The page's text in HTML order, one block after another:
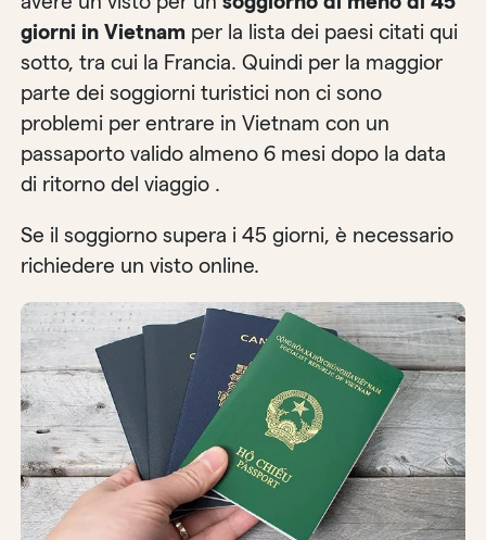
giorni in Vietnam per la lista dei paesi citati qui
sotto, tra cui la Francia. Quindi per la maggior
parte dei soggiorni turistici non ci sono
problemi per entrare in Vietnam con un
passaporto valido almeno 6 mesi dopo la data
di ritorno del viaggio .
Se il soggiorno supera i 45 giorni, è necessario
richiedere un visto online.